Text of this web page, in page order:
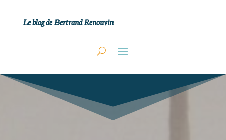
Le blog de Bertrand Renouvin